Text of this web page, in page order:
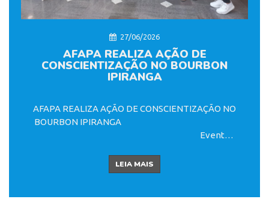
27/06/2026
AFAPA REALIZA AÇÃO DE
CONSCIENTIZAÇÃO NO BOURBON
IPIRANGA
AFAPA REALIZA AÇÃO DE CONSCIENTIZAÇÃO NO
BOURBON IPIRANGA
Evento
TEA e promoveu venda de camisetas em prol da
inclusão
No dia 27 de junho, a
LEIA MAIS